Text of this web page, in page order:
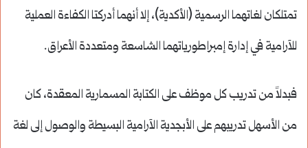
تمتلكان لغاتهما الرسمية (الأكدية)، إلا أنهما أدركتا الكفاءة العملية
للآرامية في إدارة إمبراطورياتهما الشاسعة ومتعددة الأعراق.
فبدلاً من تدريب كل موظف على الكتابة المسمارية المعقدة، كان
من الأسهل تدريبهم على الأبجدية الآرامية البسيطة والوصول إلى لغة